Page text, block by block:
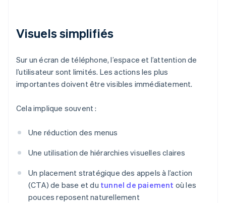
Visuels simplifiés
Sur un écran de téléphone, l’espace et l’attention de
l’utilisateur sont limités. Les actions les plus
importantes doivent être visibles immédiatement.
Cela implique souvent :
Une réduction des menus
Une utilisation de hiérarchies visuelles claires
Un placement stratégique des appels à l’action
(CTA) de base et du tunnel de paiement où les
pouces reposent naturellement